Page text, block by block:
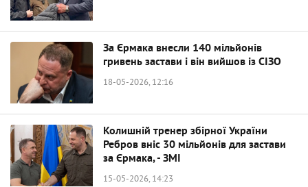
За Єрмака внесли 140 мільйонів
гривень застави і він вийшов із СІЗО
18-05-2026, 12:16
Колишній тренер збірної України
Ребров вніс 30 мільйонів для застави
за Єрмака, - ЗМІ
15-05-2026, 14:23